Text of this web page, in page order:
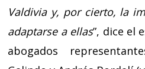
Valdivia y, por cierto, la
adaptarse a ellas”, dice el
abogados